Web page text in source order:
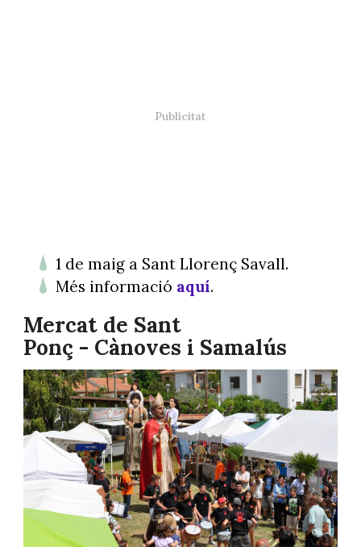
1 de maig a Sant Llorenç Savall.
Més informació aquí.
Mercat de Sant
Ponç - Cànoves i Samalús